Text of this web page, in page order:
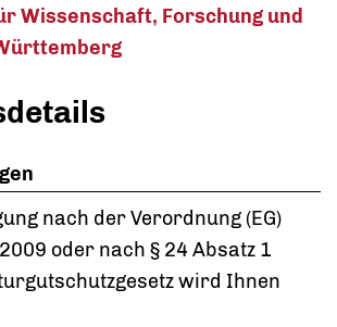
Wissenschaft, Forschung und
nach der Verordnung (EG)
oder nach § 24 Absatz 1
wird Ihnen